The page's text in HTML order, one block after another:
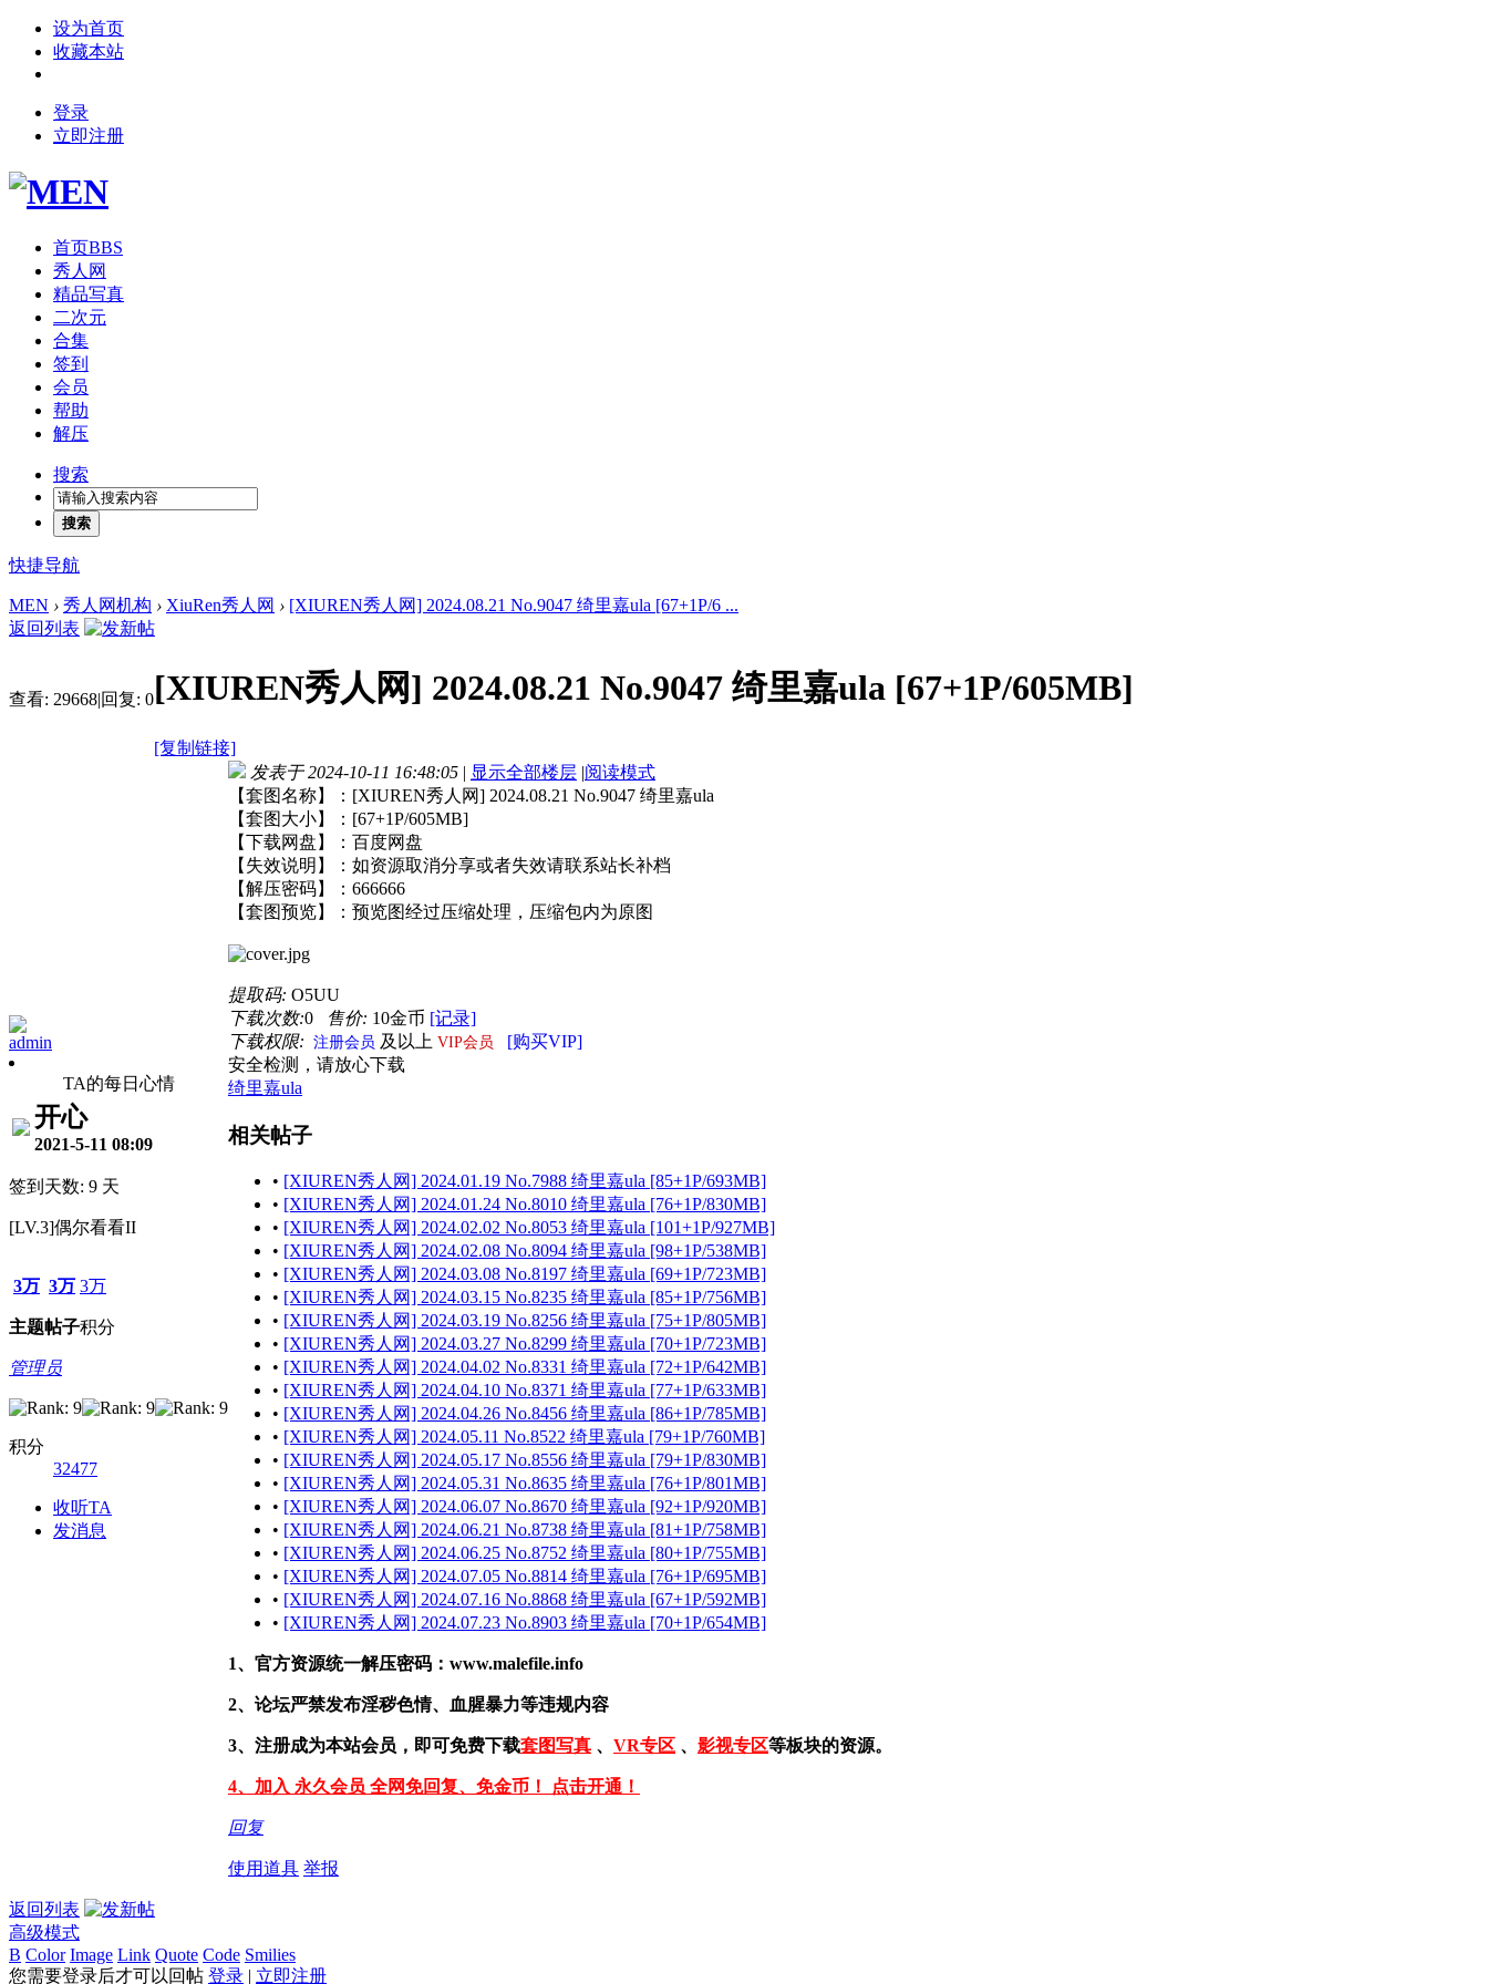
设为首页
收藏本站
登录
立即注册
首页BBS
秀人网
精品写真
二次元
合集
签到
会员
帮助
解压
搜索
搜索
快捷导航
MEN › 秀人网机构 › XiuRen秀人网 › [XIUREN秀人网] 2024.08.21 No.9047 绮里嘉ula [67+1P/6 ...
返回列表
查看: 29668|回复: 0[XIUREN秀人网] 2024.08.21 No.9047 绮里嘉ula [67+1P/605MB]
[复制链接]
admin
TA的每日心情
开心
2021-5-11 08:09
签到天数: 9 天
[LV.3]偶尔看看II
3万
主题
3万
帖子
3万
积分
管理员
积分
32477
收听TA
发消息
发表于 2024-10-11 16:48:05 | 显示全部楼层 |阅读模式
【套图名称】：[XIUREN秀人网] 2024.08.21 No.9047 绮里嘉ula
【套图大小】：[67+1P/605MB]
【下载网盘】：百度网盘
【失效说明】：如资源取消分享或者失效请联系站长补档
【解压密码】：666666
【套图预览】：预览图经过压缩处理，压缩包内为原图
提取码: O5UU
下载次数:0 售价: 10金币 [记录]
下载权限: 注册会员 及以上 VIP会员
[购买VIP]
安全检测，请放心下载
绮里嘉ula
相关帖子
• [XIUREN秀人网] 2024.01.19 No.7988 绮里嘉ula [85+1P/693MB]
• [XIUREN秀人网] 2024.01.24 No.8010 绮里嘉ula [76+1P/830MB]
• [XIUREN秀人网] 2024.02.02 No.8053 绮里嘉ula [101+1P/927MB]
• [XIUREN秀人网] 2024.02.08 No.8094 绮里嘉ula [98+1P/538MB]
• [XIUREN秀人网] 2024.03.08 No.8197 绮里嘉ula [69+1P/723MB]
• [XIUREN秀人网] 2024.03.15 No.8235 绮里嘉ula [85+1P/756MB]
• [XIUREN秀人网] 2024.03.19 No.8256 绮里嘉ula [75+1P/805MB]
• [XIUREN秀人网] 2024.03.27 No.8299 绮里嘉ula [70+1P/723MB]
• [XIUREN秀人网] 2024.04.02 No.8331 绮里嘉ula [72+1P/642MB]
• [XIUREN秀人网] 2024.04.10 No.8371 绮里嘉ula [77+1P/633MB]
• [XIUREN秀人网] 2024.04.26 No.8456 绮里嘉ula [86+1P/785MB]
• [XIUREN秀人网] 2024.05.11 No.8522 绮里嘉ula [79+1P/760MB]
• [XIUREN秀人网] 2024.05.17 No.8556 绮里嘉ula [79+1P/830MB]
• [XIUREN秀人网] 2024.05.31 No.8635 绮里嘉ula [76+1P/801MB]
• [XIUREN秀人网] 2024.06.07 No.8670 绮里嘉ula [92+1P/920MB]
• [XIUREN秀人网] 2024.06.21 No.8738 绮里嘉ula [81+1P/758MB]
• [XIUREN秀人网] 2024.06.25 No.8752 绮里嘉ula [80+1P/755MB]
• [XIUREN秀人网] 2024.07.05 No.8814 绮里嘉ula [76+1P/695MB]
• [XIUREN秀人网] 2024.07.16 No.8868 绮里嘉ula [67+1P/592MB]
• [XIUREN秀人网] 2024.07.23 No.8903 绮里嘉ula [70+1P/654MB]
1、官方资源统一解压密码：www.malefile.info
2、论坛严禁发布淫秽色情、血腥暴力等违规内容
3、注册成为本站会员，即可免费下载套图写真 、 VR专区 、 影视专区等板块的资源。
4、加入 永久会员 全网免回复、免金币！ 点击开通！
回复
使用道具 举报
返回列表
高级模式
B Color Image Link Quote Code Smilies
您需要登录后才可以回帖 登录 | 立即注册